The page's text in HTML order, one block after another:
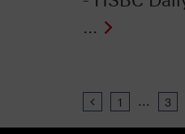
...
Previous
1 ... 3